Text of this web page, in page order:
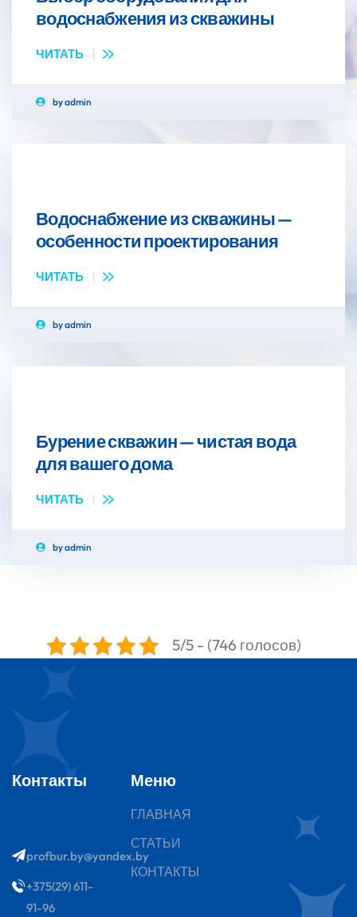
МАР
водоснабжения из скважины
ЧИТАТЬ
byadmin
20
МАР
Водоснабжение из скважины —
особенности проектирования
ЧИТАТЬ
byadmin
20
МАР
Бурение скважин — чистая вода
для вашего дома
ЧИТАТЬ
byadmin
5/5 - (746 голосов)
Контакты
profbur.by@yandex.by
+375(29) 611-
91-96
Меню
ГЛАВНАЯ
СТАТЬИ
КОНТАКТЫ